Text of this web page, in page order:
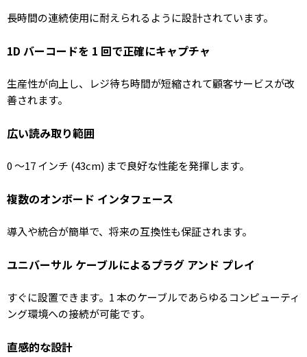
長時間の連続使用に耐えられるように設計されています。
1D バーコードを 1 回で正確にキャプチャ
生産性が向上し、レジ待ち時間が短縮されて顧客サービスが改
善されます。
広い読み取り範囲
0 ～17 インチ (43cm) まで良好な性能を発揮します。
複数のオンボード インタフェース
導入や統合が簡単で、将来の互換性も保証されます。
ユニバーサル ケーブルによるプラグ アンド プレイ
すぐに設置できます。1 本のケーブルであらゆるコンピューティ
ング環境への接続が可能です。
直感的な設計